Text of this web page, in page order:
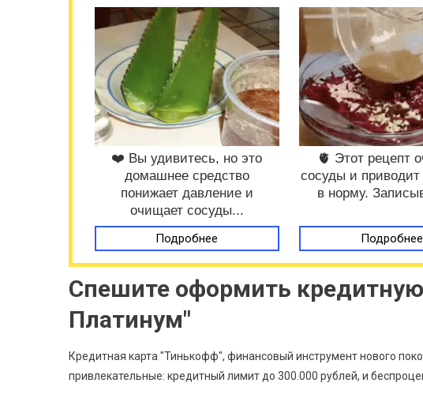
❤️ Вы удивитесь, но это
домашнее средство
понижает давление и
очищает сосуды...
Подробнее
🫀 Этот рецепт
сосуды и
в норму.
Подробнее
Спешите оформить
Платинум"
Кредитная карта "Тинькофф", финансовый инструмент нового
привлекательные: кредитный лимит до 300.000 рублей, и